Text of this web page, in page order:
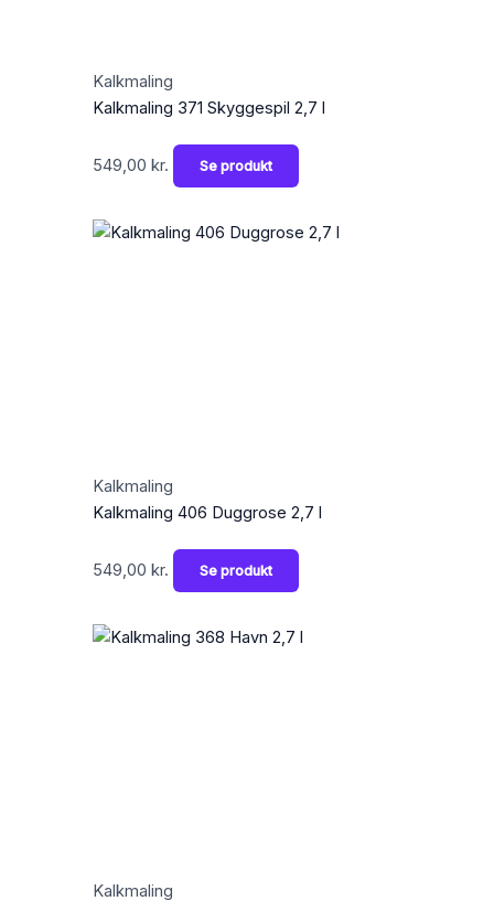
Kalkmaling
Kalkmaling 371 Skyggespil 2,7 l
549,00 kr. Se produkt
Kalkmaling
Kalkmaling 406 Duggrose 2,7 l
549,00 kr. Se produkt
Kalkmaling